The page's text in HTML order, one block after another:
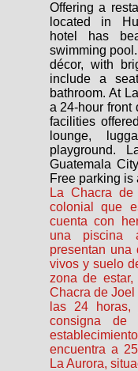
Offering a
located in
hotel has
swimming
décor, with
include a
bathroom. At
a 24-hour front
facilities
lounge,
playground.
Guatemala
Free parking is
La Chacra
colonial que
cuenta con
una piscina
presentan una
vivos y suelo
zona de
Chacra de
las 24 horas,
consigna de
encuentra a
La Aurora,